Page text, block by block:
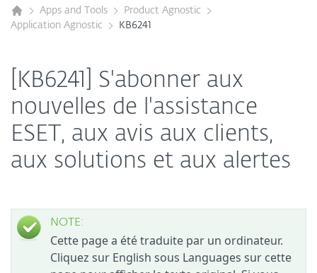
Apps and Tools
Product Agnostic
Application Agnostic
KB6241
[KB6241] S'abonner aux
nouvelles de l'assistance
ESET, aux avis aux clients,
aux solutions et aux alertes
NOTE:
Cette page a été traduite par un ordinateur.
Cliquez sur English sous Languages sur cette